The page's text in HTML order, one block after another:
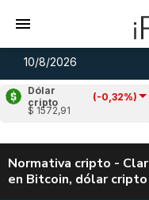
10/8/2026
Dólar
cripto
(-0,32%)
$ 1572,91
Cardano
Normativa cripto -
en Bitcoin, dólar